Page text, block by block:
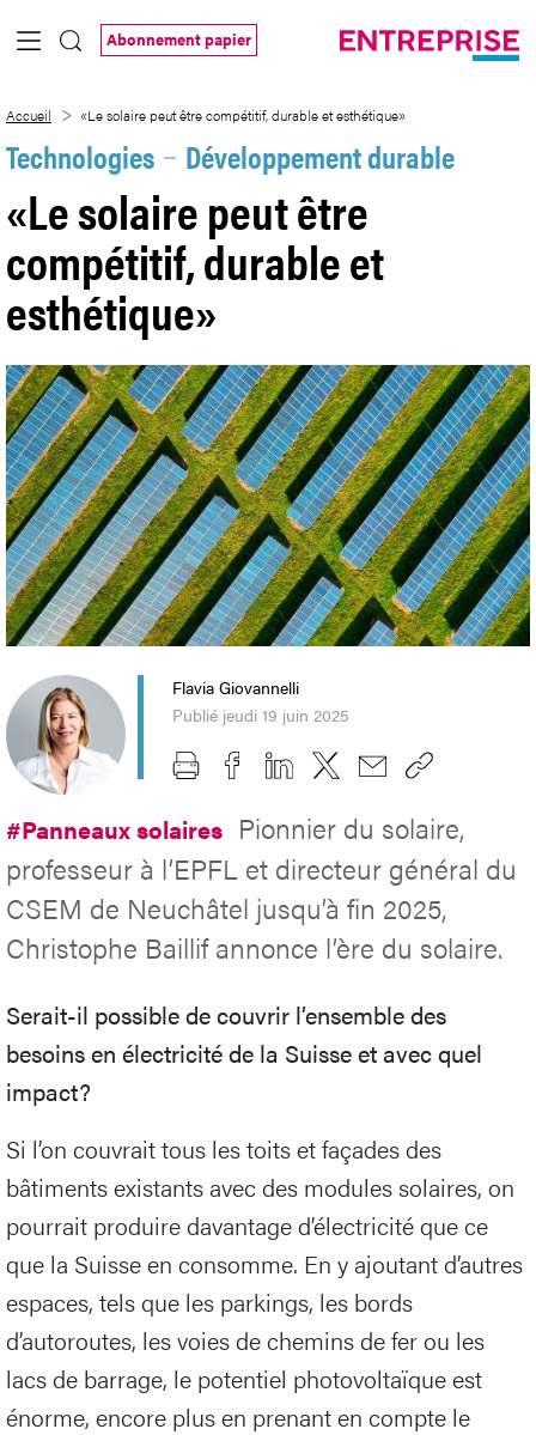
Saut au contenu principal
Abonnement papier
Accueil «Le solaire peut être compétitif, durable et esthétique»
Technologies Développement durable
«Le solaire peut être
compétitif, durable et
esthétique»
Flavia Giovannelli
Publié jeudi 19 juin 2025
#Panneaux solaires Pionnier du solaire,
professeur à l’EPFL et directeur général du
CSEM de Neuchâtel jusqu’à fin 2025,
Christophe Baillif annonce l’ère du solaire.
Serait-il possible de couvrir l’ensemble des
besoins en électricité de la Suisse et avec quel
impact?
Si l’on couvrait tous les toits et façades des
bâtiments existants avec des modules solaires, on
pourrait produire davantage d’électricité que ce
que la Suisse en consomme. En y ajoutant d’autres
espaces, tels que les parkings, les bords
d’autoroutes, les voies de chemins de fer ou les
lacs de barrage, le potentiel photovoltaïque est
énorme, encore plus en prenant en compte le